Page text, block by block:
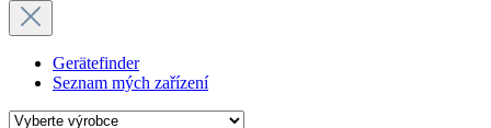
Gerätefinder
Seznam mých zařízení